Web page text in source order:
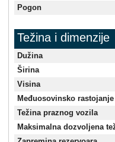
Pogon
Težina i dimenzije
Dužina
Širina
Visina
Međuosovinsko rastojanje
Težina praznog vozila
Maksimalna dozvoljena